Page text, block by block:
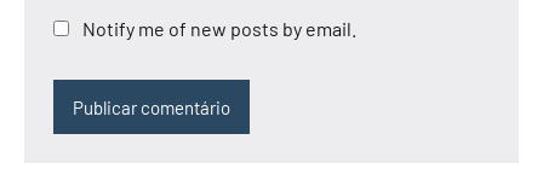
Notify me of new posts by email.